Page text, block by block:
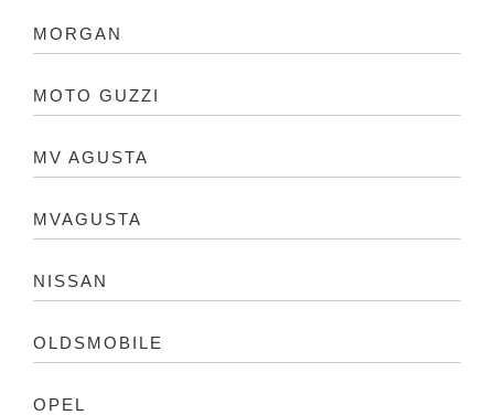
MORGAN
MOTO GUZZI
MV AGUSTA
MVAGUSTA
NISSAN
OLDSMOBILE
OPEL